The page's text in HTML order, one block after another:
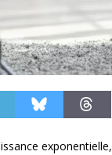
exponentielle,